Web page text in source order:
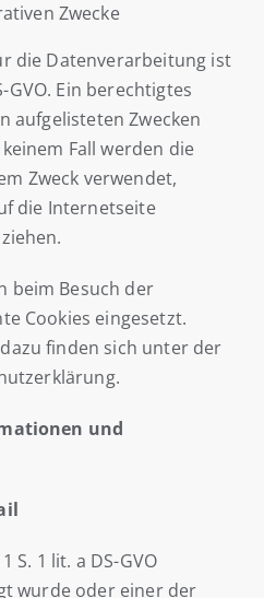
Zwecke
die Datenverarbeitung ist
GVO. Ein berechtigtes
aufgelisteten Zwecken
Fall werden die
Zweck verwendet,
die Internetseite
beim Besuch der
Cookies eingesetzt.
finden sich unter der
und
S. 1 lit. a DS-GVO
wurde oder einer der